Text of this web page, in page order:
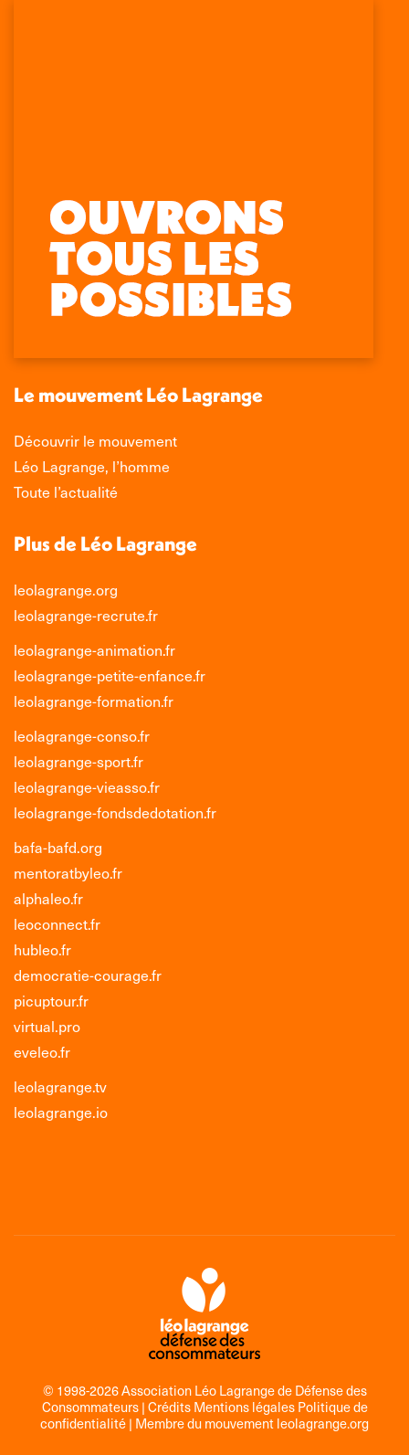
Retrouvez-nous sur :
Facebook
s'ouvre
une
fenêtre
La
page
X
s'ouvre
une
fenêtre
La
page
LinkedIn
s'ouvre
une
fenêtre
La
page
Instagram
s'ouvre
une
nouvelle
fenêtre
Le mouvement Léo Lagrange
Découvrir le mouvement
Léo Lagrange, l’homme
Toute l’actualité
Plus de Léo Lagrange
leolagrange.org
leolagrange-recrute.fr
leolagrange-animation.fr
leolagrange-petite-enfance.fr
leolagrange-formation.fr
leolagrange-conso.fr
leolagrange-sport.fr
leolagrange-vieasso.fr
leolagrange-fondsdedotation.fr
bafa-bafd.org
mentoratbyleo.fr
alphaleo.fr
leoconnect.fr
hubleo.fr
democratie-courage.fr
picuptour.fr
virtual.pro
eveleo.fr
leolagrange.tv
leolagrange.io
© 1998-2026 Association Léo Lagrange de Défense des
Consommateurs | Crédits Mentions légales Politique de
confidentialité | Membre du mouvement leolagrange.org